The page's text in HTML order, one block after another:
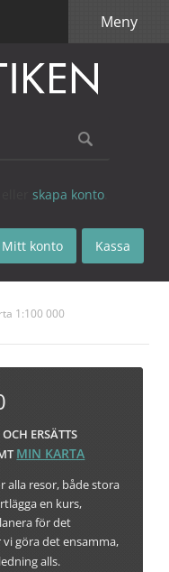
skapa konto
Mitt konto Kassa
Meny
1:100 000
ERSÄTTS
MIN KARTA
alla resor, både stora
en kurs,
för det
göra det ensamma,
alls.